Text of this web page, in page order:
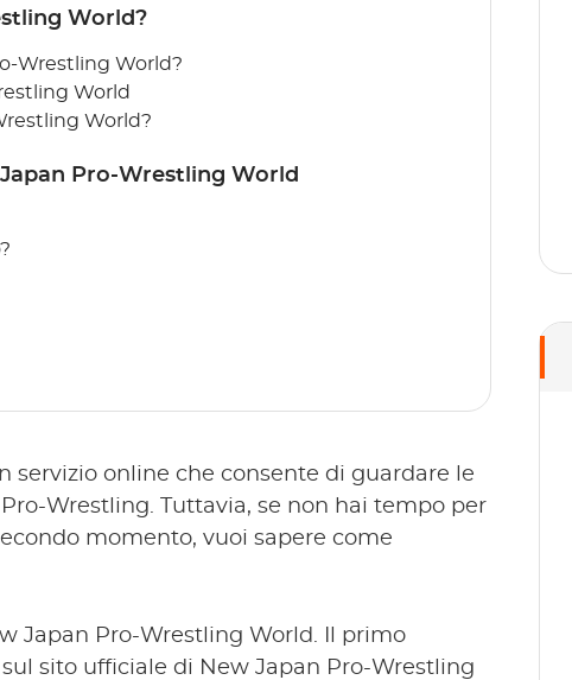
World?
Wrestling World?
World
World?
Pro-Wrestling World
servizio online che consente di guardare le
Wrestling. Tuttavia, se non hai tempo per
momento, vuoi sapere come
Japan Pro-Wrestling World. Il primo
sito ufficiale di New Japan Pro-Wrestling